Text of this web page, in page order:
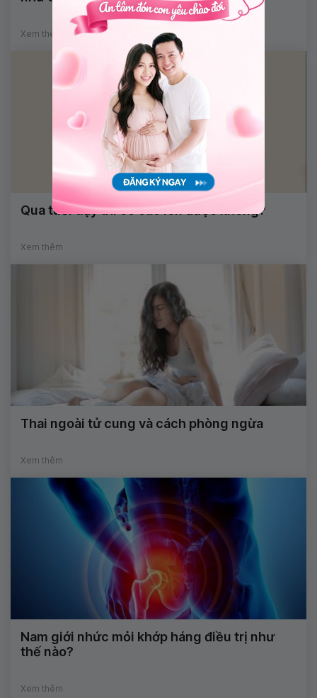
Xem thêm
Qua tuổi dậy thì có cao lên được không?
Xem thêm
Thai ngoài tử cung và cách phòng ngừa
Xem thêm
Nam giới nhức mỏi khớp háng điều trị như
thế nào?
Xem thêm